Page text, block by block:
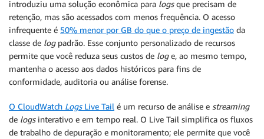
introduziu uma solução econômica para logsque precisam de
retenção, mas são acessados com menos frequência. O acesso
infrequente é 50% menor por GB do que o preço de ingestão da
classe de log padrão. Esse conjunto personalizado de recursos
permite que você reduza seus custos de loge, ao mesmo tempo,
mantenha o acesso aos dados históricos para fins de
conformidade, auditoria ou análise forense.
O CloudWatch LogsLive Tail é um recurso de análise e streaming
de logsinterativo e em tempo real. O Live Tail simplifica os fluxos
de trabalho de depuração e monitoramento; ele permite que você